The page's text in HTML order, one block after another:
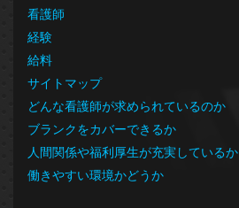
看護師
経験
給料
サイトマップ
どんな看護師が求められているのか
ブランクをカバーできるか
人間関係や福利厚生が充実しているか
働きやすい環境かどうか